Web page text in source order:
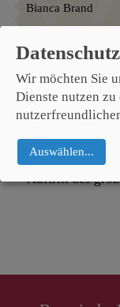
Bianca Brand
Die rund 45
Schweinfurter
Mandoline und
Stücken für die
Auftritt des
Wir möchten Sie
Dienste nutzen
Auswählen...